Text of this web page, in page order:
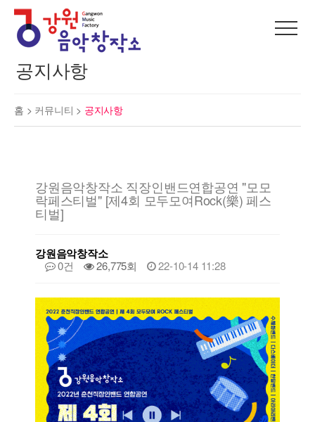
공지사항
홈 > 커뮤니티 > 공지사항
강원음악창작소 직장인밴드연합공연 "모모
락페스티벌" [제4회 모두모여Rock(樂) 페스
티벌]
강원음악창작소
0건 26,775회 22-10-14 11:28